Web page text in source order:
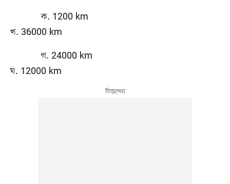
ক. 1200 km
খ. 36000 km
গ. 24000 km
ঘ. 12000 km